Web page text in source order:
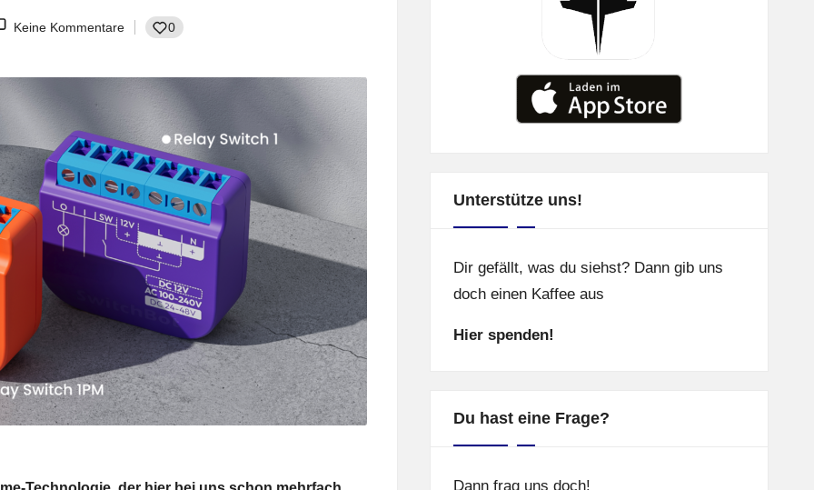
Keine Kommentare 0
Unterstütze uns!
Dir gefällt, was du siehst? Dann gib uns
doch einen Kaffee aus
Hier spenden!
Du hast eine Frage?
Dann frag uns doch!